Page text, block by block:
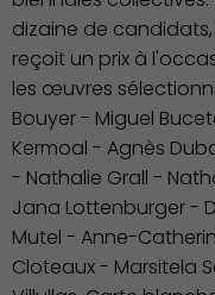
dizaine de
reçoit un prix à
les œuvres
Bouyer - Miguel
Kermoal - Agnès
- Nathalie Grall -
Jana Lottenburger -
Mutel - Anne-
Cloteaux - Marsitela